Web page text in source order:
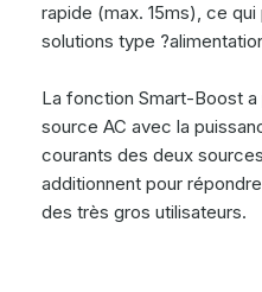
rapide (max. 15ms), ce
solutions type
La fonction Smart-Boost
source AC avec la
courants des deux
additionnent pour
des très gros utilisateurs.